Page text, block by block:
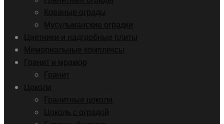
Кованые ограды
Мусульманские оградки
Цветники и надгробные плиты
Мемориальные комплексы
Гранит и мрамор
Гранит
Цоколи
Гранитные цоколи
Цоколь с оградой